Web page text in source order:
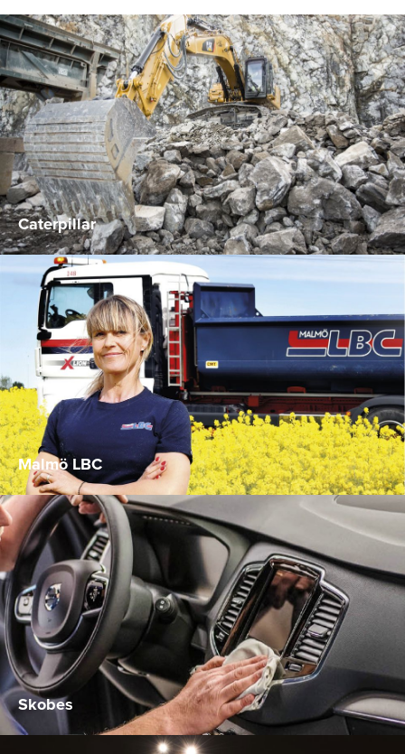
Caterpillar
Malmö LBC
Skobes